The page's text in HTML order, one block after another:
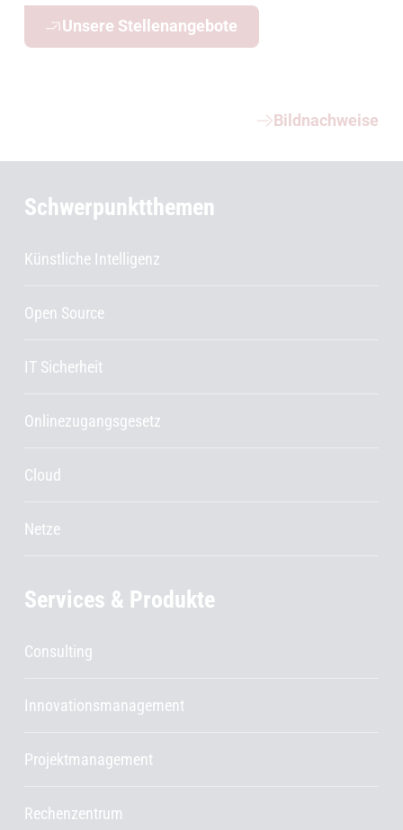
Unsere Stellenangebote
Bildnachweise
Schwerpunktthemen
Künstliche Intelligenz
Open Source
IT Sicherheit
Onlinezugangsgesetz
Cloud
Netze
Services & Produkte
Consulting
Innovationsmanagement
Projektmanagement
Rechenzentrum